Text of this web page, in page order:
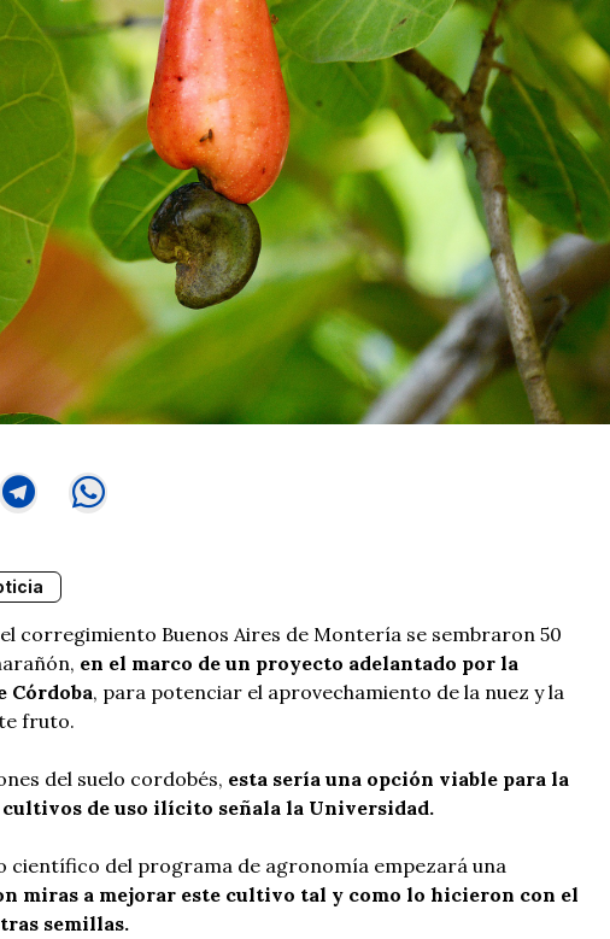
corregimiento Buenos Aires de Montería se sembraron 50
en el marco de un proyecto adelantado por la
Córdoba, para potenciar el aprovechamiento de la nuez y la
fruto.
del suelo cordobés, esta sería una opción viable para la
de uso ilícito señala la Universidad.
científico del programa de agronomía empezará una
miras a mejorar este cultivo tal y como lo hicieron con el
semillas.